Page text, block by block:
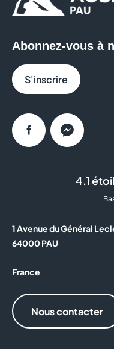
4.1
1 Avenue du Général
64000 PAU
France
Nous contacter
Abonnez-vous à
S'inscrire
FacebookMessenger